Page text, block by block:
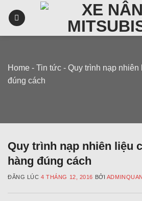
Home - Tin tức - Quy trình nạp nhiên
đúng cách
Quy trình nạp nhiên liệu
hàng đúng cách
ĐĂNG LÚC4 THÁNG 12, 2016 BỞI